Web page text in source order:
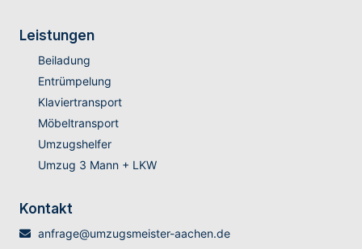
Leistungen
Beiladung
Entrümpelung
Klaviertransport
Möbeltransport
Umzugshelfer
Umzug 3 Mann + LKW
Kontakt
anfrage@umzugsmeister-aachen.de